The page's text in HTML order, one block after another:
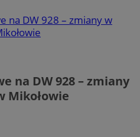
na DW 928 – zmiany w
na DW 928 – zmiany
Mikołowie